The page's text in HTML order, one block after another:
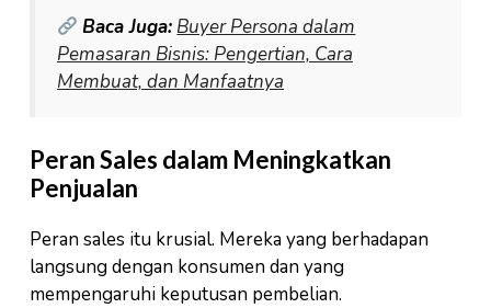
Baca Juga: Buyer Persona dalam
Pemasaran Bisnis: Pengertian, Cara
Membuat, dan Manfaatnya
Peran Sales dalam Meningkatkan
Penjualan
Peran sales itu krusial. Mereka yang berhadapan
langsung dengan konsumen dan yang
mempengaruhi keputusan pembelian.